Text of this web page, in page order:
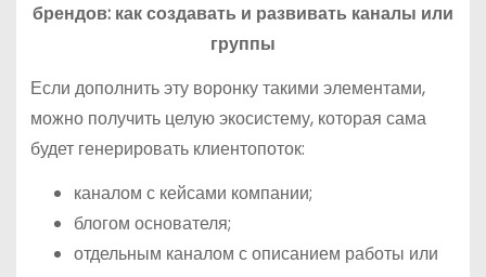
брендов: как создавать и развивать каналы или
группы
Если дополнить эту воронку такими элементами,
можно получить целую экосистему, которая сама
будет генерировать клиентопоток:
каналом с кейсами компании;
блогом основателя;
отдельным каналом с описанием работы или